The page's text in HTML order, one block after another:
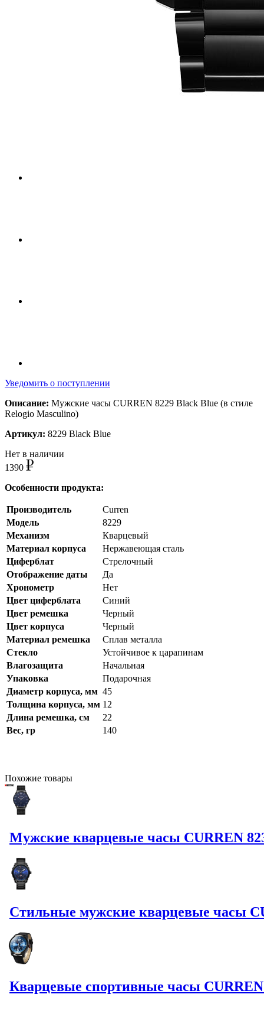
Уведомить о поступлении
Описание: Мужские часы CURREN 8229 Black Blue (в стиле
Relogio Masculino)
Артикул: 8229 Black Blue
Нет в наличии
1390
Особенности продукта:
Производитель
Curren
Модель
8229
Механизм
Кварцевый
Материал корпуса
Нержавеющая сталь
Циферблат
Стрелочный
Отображение даты
Да
Хронометр
Нет
Цвет циферблата
Синий
Цвет ремешка
Черный
Цвет корпуса
Черный
Материал ремешка
Сплав металла
Стекло
Устойчивое к царапинам
Влагозащита
Начальная
Упаковка
Подарочная
Диаметр корпуса, мм 45
Толщина корпуса, мм 12
Длина ремешка, см
22
Вес, гр
140
Похожие товары
Мужские кварцевые часы CURREN
Стильные мужские кварцевые часы
Кварцевые спортивные часы CURREN